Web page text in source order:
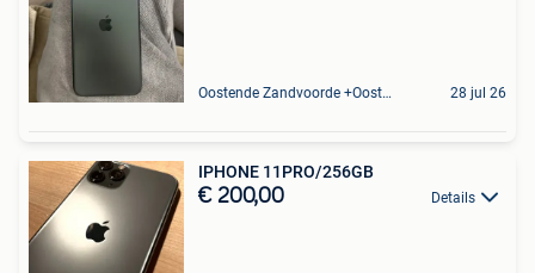
Oostende Zandvoorde +Oostende 28 jul 26
IPHONE 11PRO/256GB
€ 200,00 Details